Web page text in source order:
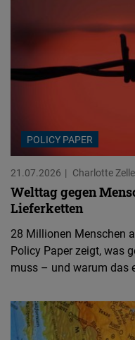
POLICY PAPER
21.07.2026 Charlotte
Welttag gegen
Lieferketten
28 Millionen Menschen
Policy Paper zeigt, was
muss – und warum das